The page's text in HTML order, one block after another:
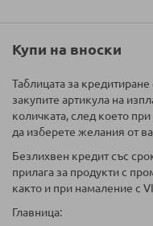
Купи на вноски
Таблицата за
закупите артикула на
количката, след което
да изберете желания от
Безлихвен кредит със
прилага за продукти с
както и при намаление с
Главница: